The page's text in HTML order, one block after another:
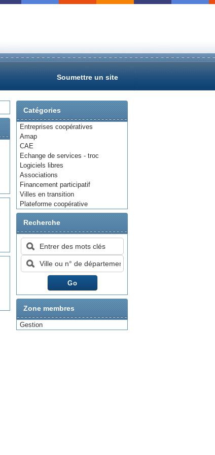
Soumettre un site
Catégories
Entreprises coopératives
Amap
CAE
Echange de services - troc
Logiciels libres
Associations
Financement participatif
Villes en transition
Plateforme coopérative
Recherche
Zone membres
Gestion